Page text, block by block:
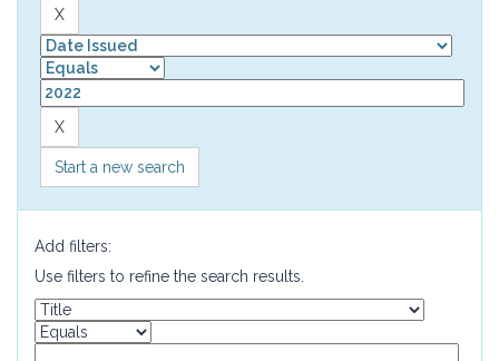
Start a new search
Add filters:
Use filters to refine the search results.